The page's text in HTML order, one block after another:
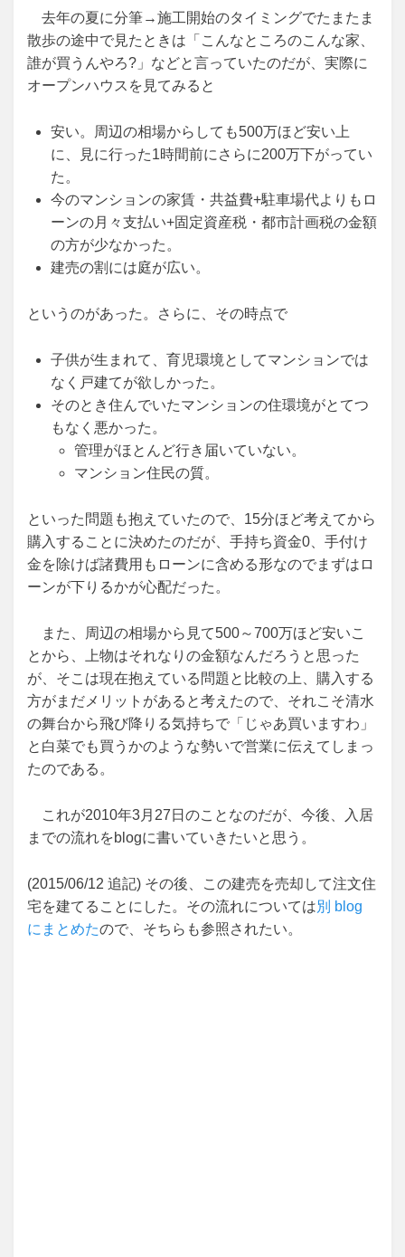
去年の夏に分筆→施工開始のタイミングでたまたま
散歩の途中で見たときは「こんなところのこんな家、
誰が買うんやろ?」などと言っていたのだが、実際に
オープンハウスを見てみると
安い。周辺の相場からしても500万ほど安い上
に、見に行った1時間前にさらに200万下がってい
た。
今のマンションの家賃・共益費+駐車場代よりもロ
ーンの月々支払い+固定資産税・都市計画税の金額
の方が少なかった。
建売の割には庭が広い。
というのがあった。さらに、その時点で
子供が生まれて、育児環境としてマンションでは
なく戸建てが欲しかった。
そのとき住んでいたマンションの住環境がとてつ
もなく悪かった。
管理がほとんど行き届いていない。
マンション住民の質。
といった問題も抱えていたので、15分ほど考えてから
購入することに決めたのだが、手持ち資金0、手付け
金を除けば諸費用もローンに含める形なのでまずはロ
ーンが下りるかが心配だった。
また、周辺の相場から見て500～700万ほど安いこ
とから、上物はそれなりの金額なんだろうと思った
が、そこは現在抱えている問題と比較の上、購入する
方がまだメリットがあると考えたので、それこそ清水
の舞台から飛び降りる気持ちで「じゃあ買いますわ」
と白菜でも買うかのような勢いで営業に伝えてしまっ
たのである。
これが2010年3月27日のことなのだが、今後、入居
までの流れをblogに書いていきたいと思う。
(2015/06/12 追記) その後、この建売を売却して注文住
宅を建てることにした。その流れについては別 blog
にまとめたので、そちらも参照されたい。